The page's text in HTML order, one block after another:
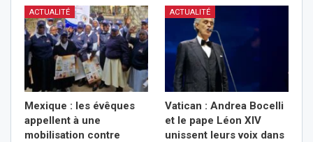
ACTUALITÉ
Mexique : les évêques
appellent à une
mobilisation contre
ACTUALITÉ
Vatican : Andrea Bocelli
et le pape Léon XIV
unissent leurs voix dans